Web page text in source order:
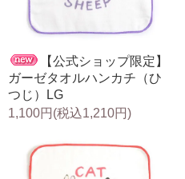
【公式ショップ限定】
ガーゼタオルハンカチ（ひ
つじ）LG
1,100円(税込1,210円)